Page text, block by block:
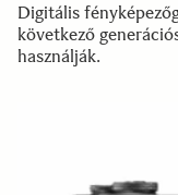
Digitális
következő
használják.